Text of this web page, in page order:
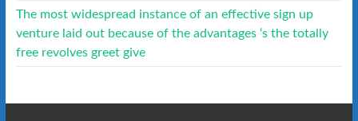
The most widespread instance of an effective sign up
venture laid out because of the advantages ‘s the totally
free revolves greet give